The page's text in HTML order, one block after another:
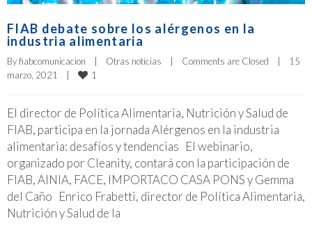
FIAB debate sobre los alérgenos en la
industria alimentaria
By fiabcomunicacion Otras noticias Comments are Closed
15
marzo, 2021
1
El director de Política Alimentaria, Nutrición y Salud de
FIAB, participa en la jornada Alérgenos en la industria
alimentaria: desafíos y tendencias El webinario,
organizado por Cleanity, contará con la participación de
FIAB, AINIA, FACE, IMPORTACO CASA PONS y Gemma
del Caño Enrico Frabetti, director de Política Alimentaria,
Nutrición y Salud de la